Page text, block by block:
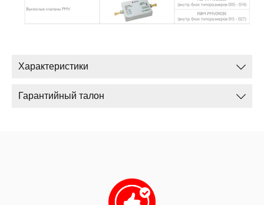
Характеристики
Гарантийный талон